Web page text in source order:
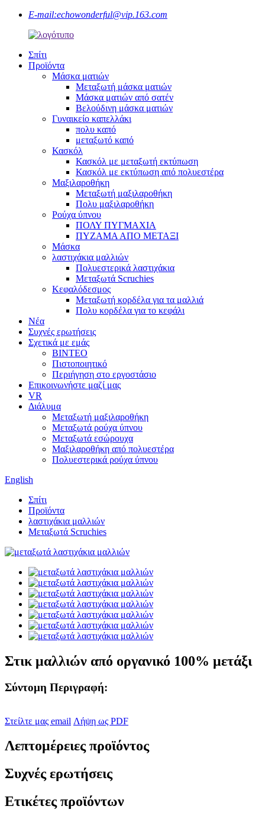
E-mail:echowonderful@vip.163.com
Σπίτι
Προϊόντα
Μάσκα ματιών
Μεταξωτή μάσκα ματιών
Μάσκα ματιών από σατέν
Βελούδινη μάσκα ματιών
Γυναικείο καπελλάκι
πολυ καπό
μεταξωτό καπό
Κασκόλ
Κασκόλ με μεταξωτή εκτύπωση
Κασκόλ με εκτύπωση από πολυεστέρα
Μαξιλαροθήκη
Μεταξωτή μαξιλαροθήκη
Πολυ μαξιλαροθήκη
Ρούχα ύπνου
ΠΟΛΥ ΠΥΓΜΑΧΙΑ
ΠΥΖΑΜΑ ΑΠΟ ΜΕΤΑΞΙ
Μάσκα
λαστιχάκια μαλλιών
Πολυεστερικά λαστιχάκια
Μεταξωτά Scruchies
Κεφαλόδεσμος
Μεταξωτή κορδέλα για τα μαλλιά
Πολυ κορδέλα για το κεφάλι
Νέα
Συχνές ερωτήσεις
Σχετικά με εμάς
ΒΙΝΤΕΟ
Πιστοποιητικό
Περιήγηση στο εργοστάσιο
Επικοινωνήστε μαζί μας
VR
Διάλυμα
Μεταξωτή μαξιλαροθήκη
Μεταξωτά ρούχα ύπνου
Μεταξωτά εσώρουχα
Μαξιλαροθήκη από πολυεστέρα
Πολυεστερικά ρούχα ύπνου
English
Σπίτι
Προϊόντα
λαστιχάκια μαλλιών
Μεταξωτά Scruchies
Στικ μαλλιών από οργανικό 100% μετάξι
Σύντομη Περιγραφή:
Στείλτε μας email Λήψη ως PDF
Λεπτομέρειες προϊόντος
Συχνές ερωτήσεις
Ετικέτες προϊόντων